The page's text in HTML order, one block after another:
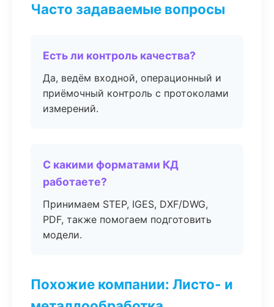
Часто задаваемые вопросы
Есть ли контроль качества?
Да, ведём входной, операционный и
приёмочный контроль с протоколами
измерений.
С какими форматами КД
работаете?
Принимаем STEP, IGES, DXF/DWG,
PDF, также помогаем подготовить
модели.
Похожие компании: Листо- и